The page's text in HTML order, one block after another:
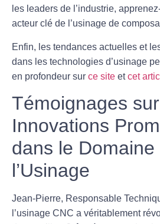
les leaders de l’industrie,
acteur clé de l’usinage de
Enfin, les tendances actuelles et
dans les technologies d’usinage
en profondeur sur ce site etcet
Témoignages
Innovations
dans le Domaine
l’Usinage
Jean-Pierre, Responsable
l’usinage CNC a véritablement